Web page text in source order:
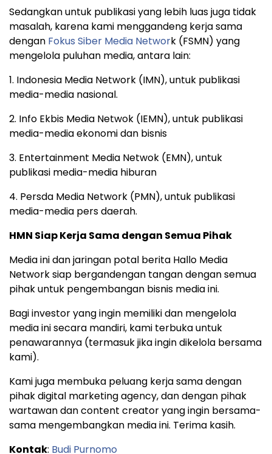
Sedangkan untuk publikasi yang lebih luas juga tidak
masalah, karena kami menggandeng kerja sama
dengan Fokus Siber Media Network (FSMN) yang
mengelola puluhan media, antara lain:
1. Indonesia Media Network (IMN), untuk publikasi
media-media nasional.
2. Info Ekbis Media Netwok (IEMN), untuk publikasi
media-media ekonomi dan bisnis
3. Entertainment Media Netwok (EMN), untuk
publikasi media-media hiburan
4. Persda Media Network (PMN), untuk publikasi
media-media pers daerah.
HMN Siap Kerja Sama dengan Semua Pihak
Media ini dan jaringan potal berita Hallo Media
Network siap bergandengan tangan dengan semua
pihak untuk pengembangan bisnis media ini.
Bagi investor yang ingin memiliki dan mengelola
media ini secara mandiri, kami terbuka untuk
penawarannya (termasuk jika ingin dikelola bersama
kami).
Kami juga membuka peluang kerja sama dengan
pihak digital marketing agency, dan dengan pihak
wartawan dan content creator yang ingin bersama-
sama mengembangkan media ini. Terima kasih.
Kontak: Budi Purnomo